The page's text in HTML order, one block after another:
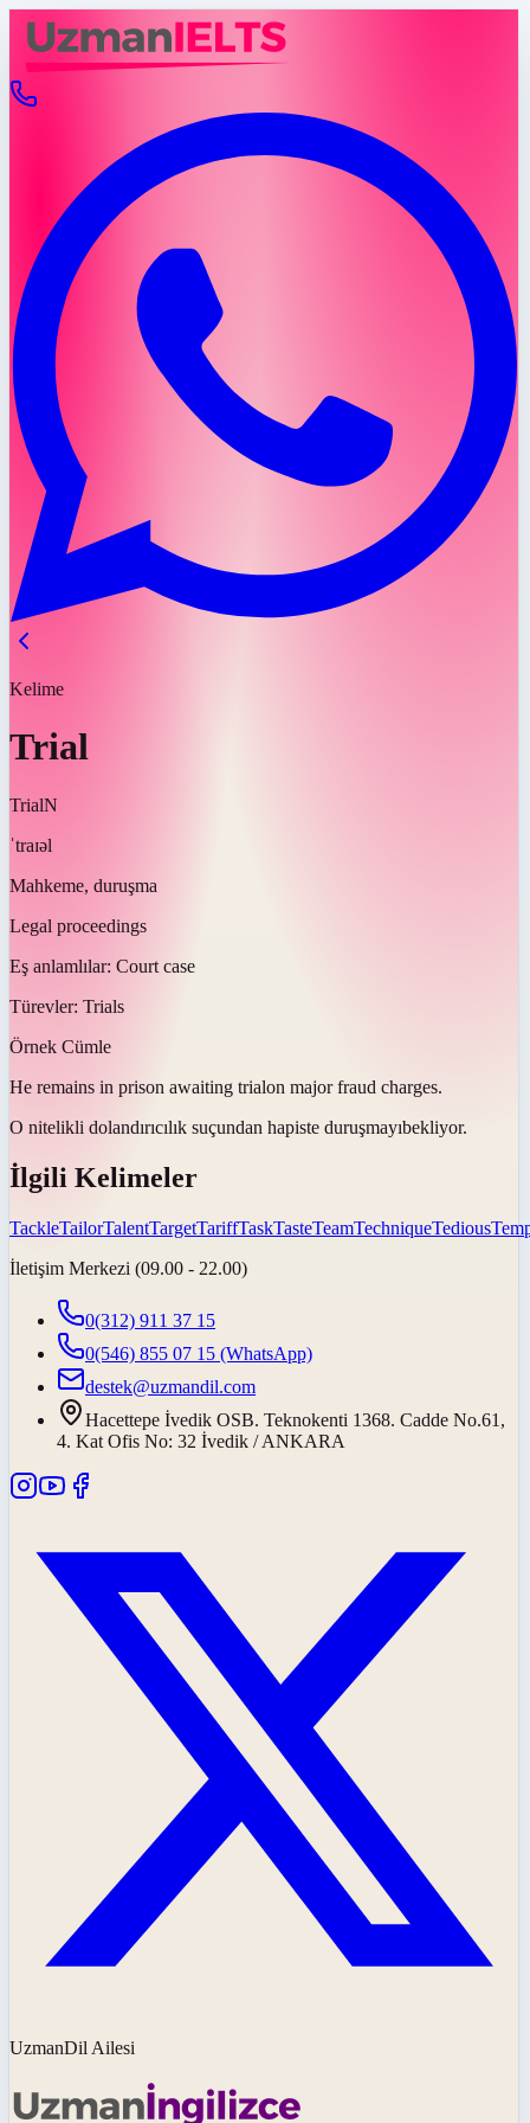
Kelime
Trial
TrialN
ˈtraɪəl
Mahkeme, duruşma
Legal proceedings
Eş anlamlılar: Court case
Türevler: Trials
Örnek Cümle
He remains in prison awaiting trialon major fraud charges.
O nitelikli dolandırıcılık suçundan hapiste duruşmayıbekliyor.
İlgili Kelimeler
TackleTailorTalentTargetTariffTaskTasteTeamTechniqueTedious
İletişim Merkezi (09.00 - 22.00)
0(312) 911 37 15
0(546) 855 07 15 (WhatsApp)
destek@uzmandil.com
Hacettepe İvedik OSB. Teknokenti 1368. Cadde No.61,
4. Kat Ofis No: 32 İvedik / ANKARA
UzmanDil Ailesi